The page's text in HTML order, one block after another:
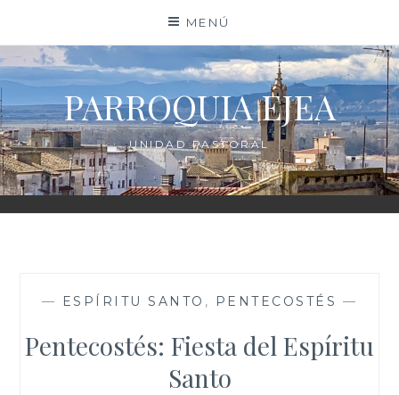
contenido
MENÚ
PARROQUIA EJEA
UNIDAD PASTORAL
— ESPÍRITU SANTO , PENTECOSTÉS —
Pentecostés: Fiesta del Espíritu
Santo